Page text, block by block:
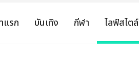
แรก บันเทิง กีฬา ไลฟ์สไตล์